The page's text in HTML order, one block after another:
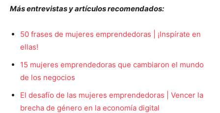
Más entrevistas y artículos recomendados:
50 frases de mujeres emprendedoras | ¡Inspírate en
ellas!
15 mujeres emprendedoras que cambiaron el mundo
de los negocios
El desafío de las mujeres emprendedoras | Vencer la
brecha de género en la economía digital